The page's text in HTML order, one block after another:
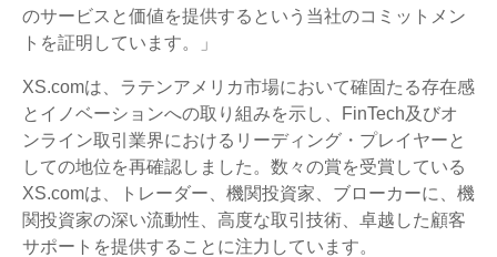
のサービスと価値を提供するという当社のコミットメン
トを証明しています。」
XS.comは、ラテンアメリカ市場において確固たる存在感
とイノベーションへの取り組みを示し、FinTech及びオ
ンライン取引業界におけるリーディング・プレイヤーと
しての地位を再確認しました。数々の賞を受賞している
XS.comは、トレーダー、機関投資家、ブローカーに、機
関投資家の深い流動性、高度な取引技術、卓越した顧客
サポートを提供することに注力しています。